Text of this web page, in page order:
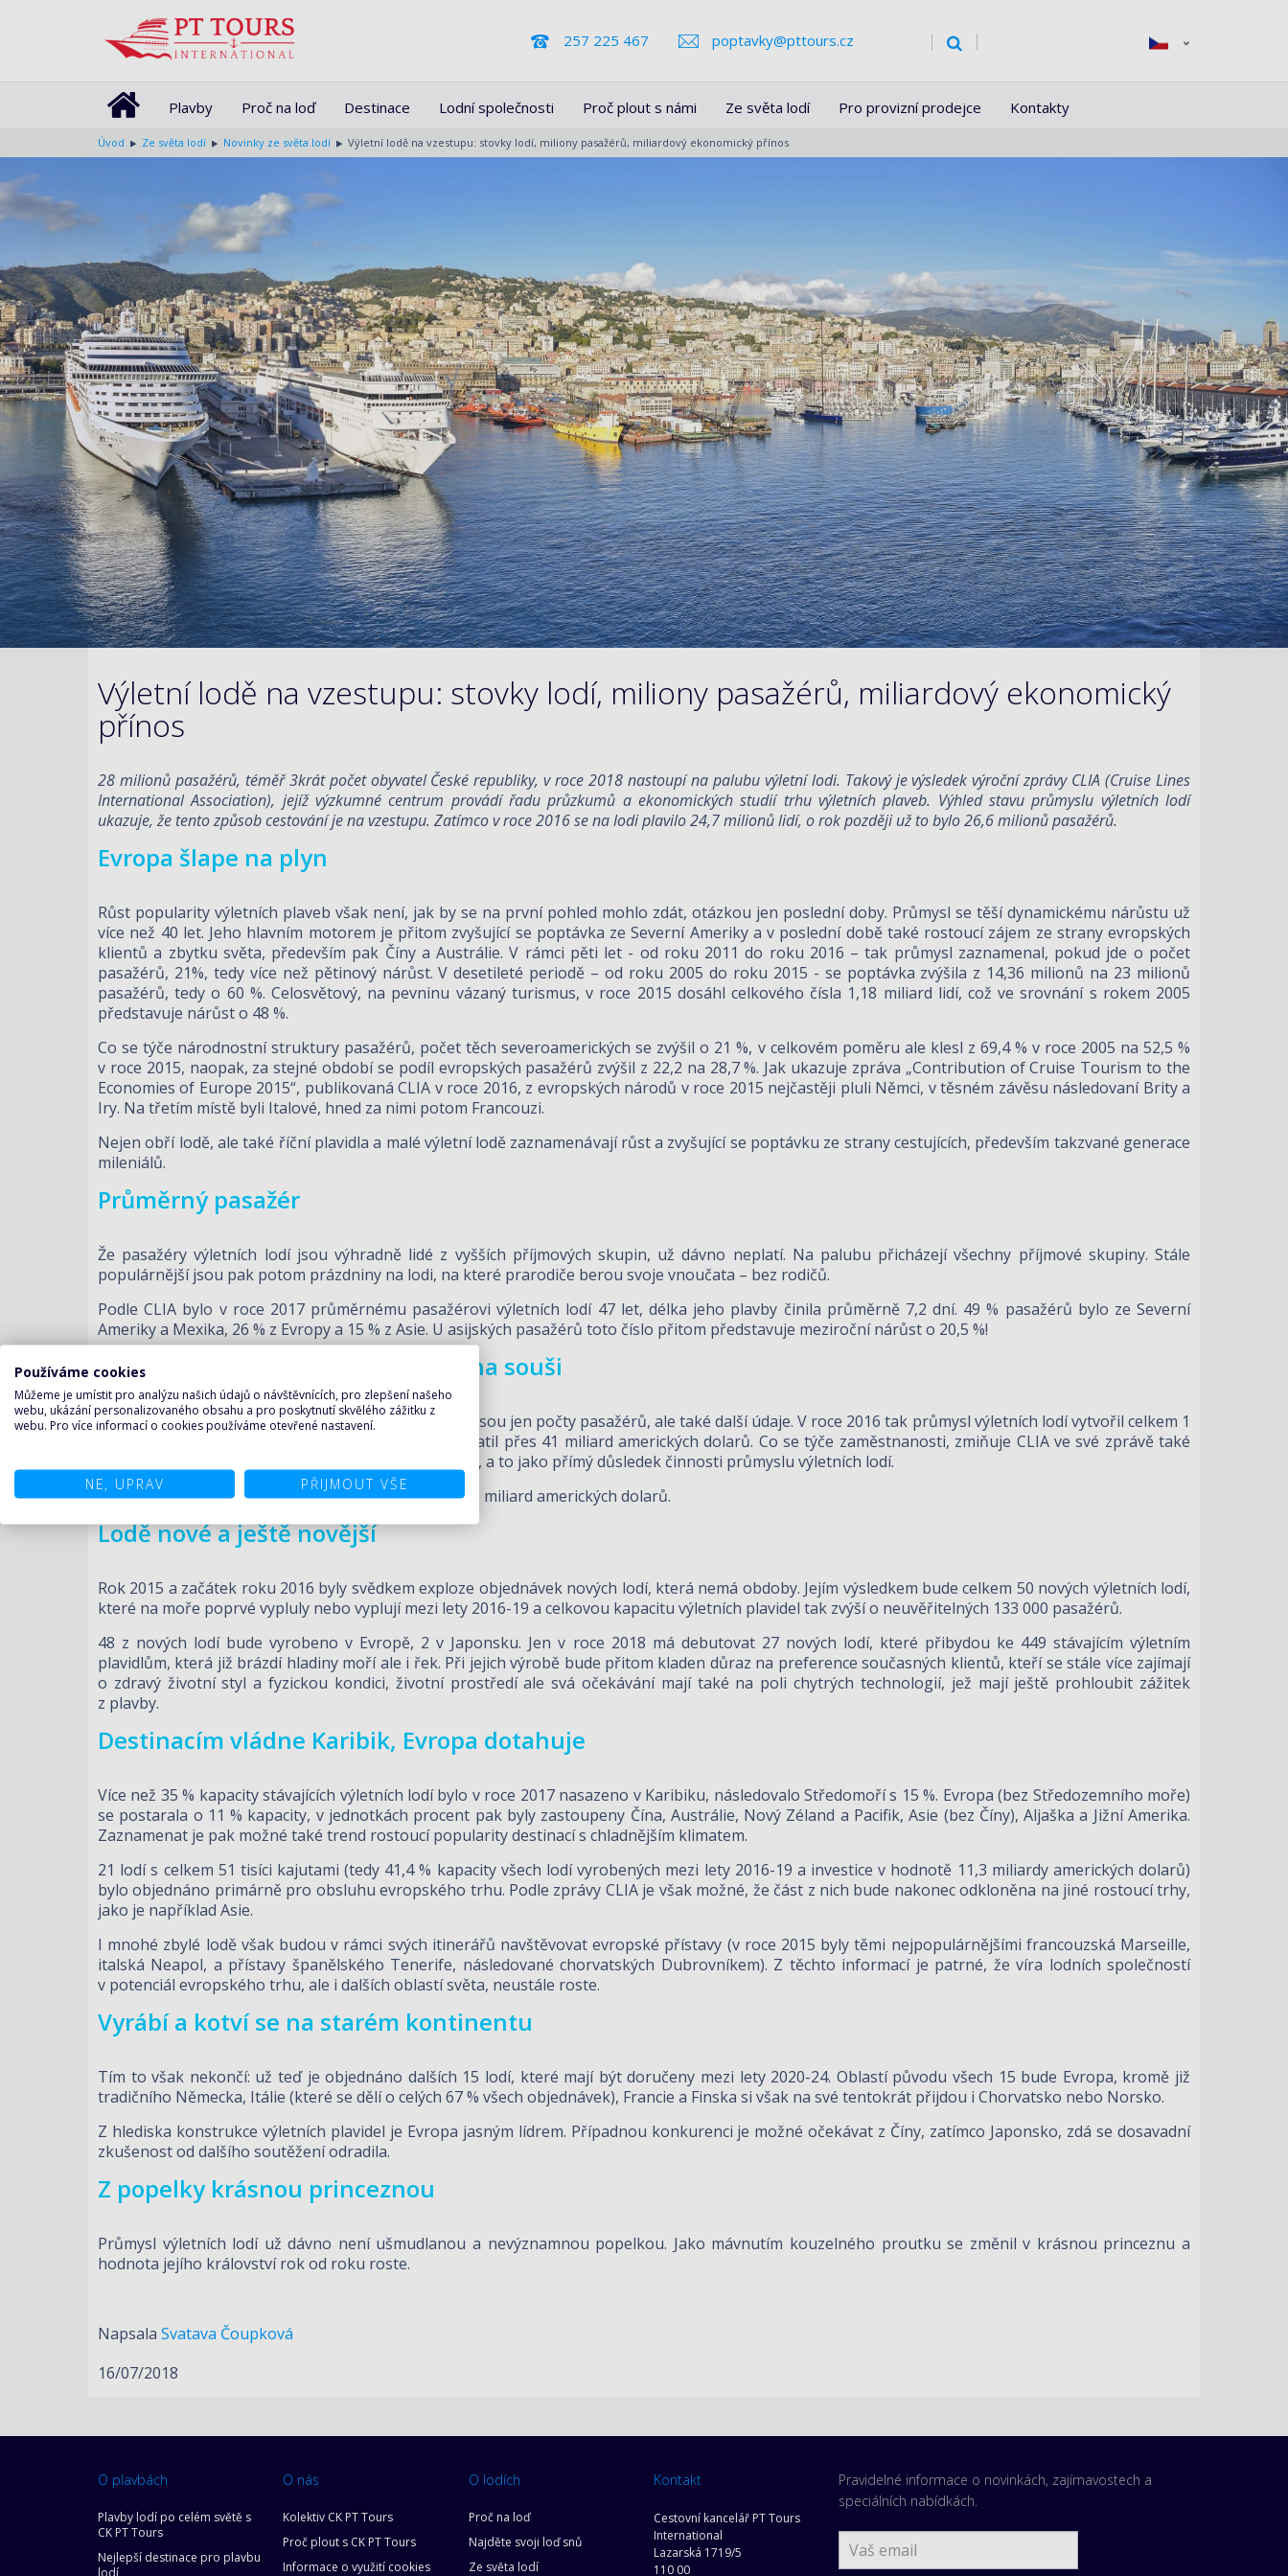
257 225 467 poptavky@pttours.cz
Plavby Proč na loď Destinace Lodní společnosti Proč plout s námi Ze světa lodí Pro provizní prodejce Kontakty
Úvod Ze světa lodí Novinky ze světa lodí Výletní lodě na vzestupu: stovky lodí, miliony pasažérů, miliardový ekonomický přínos
Výletní lodě na vzestupu: stovky lodí, miliony pasažérů, miliardový ekonomický
přínos
28 milionů pasažérů, téměř 3krát počet obyvatel České republiky, v roce 2018 nastoupí na palubu výletní lodi. Takový je výsledek výroční zprávy CLIA (Cruise Lines
International Association), jejíž výzkumné centrum provádí řadu průzkumů a ekonomických studií trhu výletních plaveb. Výhled stavu průmyslu výletních lodí
ukazuje, že tento způsob cestování je na vzestupu. Zatímco v roce 2016 se na lodi plavilo 24,7 milionů lidí, o rok později už to bylo 26,6 milionů pasažérů.
Evropa šlape na plyn
Růst popularity výletních plaveb však není, jak by se na první pohled mohlo zdát, otázkou jen poslední doby. Průmysl se těší dynamickému nárůstu už
více než 40 let. Jeho hlavním motorem je přitom zvyšující se poptávka ze Severní Ameriky a v poslední době také rostoucí zájem ze strany evropských
klientů a zbytku světa, především pak Číny a Austrálie. V rámci pěti let - od roku 2011 do roku 2016 – tak průmysl zaznamenal, pokud jde o počet
pasažérů, 21%, tedy více než pětinový nárůst. V desetileté periodě – od roku 2005 do roku 2015 - se poptávka zvýšila z 14,36 milionů na 23 milionů
pasažérů, tedy o 60 %. Celosvětový, na pevninu vázaný turismus, v roce 2015 dosáhl celkového čísla 1,18 miliard lidí, což ve srovnání s rokem 2005
představuje nárůst o 48 %.
Co se týče národnostní struktury pasažérů, počet těch severoamerických se zvýšil o 21 %, v celkovém poměru ale klesl z 69,4 % v roce 2005 na 52,5 %
v roce 2015, naopak, za stejné období se podíl evropských pasažérů zvýšil z 22,2 na 28,7 %. Jak ukazuje zpráva „Contribution of Cruise Tourism to the
Economies of Europe 2015“, publikovaná CLIA v roce 2016, z evropských národů v roce 2015 nejčastěji pluli Němci, v těsném závěsu následovaní Brity a
Iry. Na třetím místě byli Italové, hned za nimi potom Francouzi.
Nejen obří lodě, ale také říční plavidla a malé výletní lodě zaznamenávají růst a zvyšující se poptávku ze strany cestujících, především takzvané generace
mileniálů.
Průměrný pasažér
Že pasažéry výletních lodí jsou výhradně lidé z vyšších příjmových skupin, už dávno neplatí. Na palubu přicházejí všechny příjmové skupiny. Stále
populárnější jsou pak potom prázdniny na lodi, na které prarodiče berou svoje vnoučata – bez rodičů.
Podle CLIA bylo v roce 2017 průměrnému pasažérovi výletních lodí 47 let, délka jeho plavby činila průměrně 7,2 dní. 49 % pasažérů bylo ze Severní
Ameriky a Mexika, 26 % z Evropy a 15 % z Asie. U asijských pasažérů toto číslo přitom představuje meziroční nárůst o 20,5 %!
Důležitý zaměstnavatel na moři i na souši
Významným ukazatelem vlivu na ekonomiku však nejsou jen počty pasažérů, ale také další údaje. V roce 2016 tak průmysl výletních lodí vytvořil celkem 1
021 681 pracovních míst a na mzdách a platech vyplatil přes 41 miliard amerických dolarů. Co se týče zaměstnanosti, zmiňuje CLIA ve své zprávě také
pozitivní vliv na vytváření pracovních míst na pevnině, a to jako přímý důsledek činnosti průmyslu výletních lodí.
Celkový výkon trhu výletních lodí činil v roce 2016 126 miliard amerických dolarů.
Lodě nové a ještě novější
Rok 2015 a začátek roku 2016 byly svědkem exploze objednávek nových lodí, která nemá obdoby. Jejím výsledkem bude celkem 50 nových výletních lodí,
které na moře poprvé vypluly nebo vyplují mezi lety 2016-19 a celkovou kapacitu výletních plavidel tak zvýší o neuvěřitelných 133 000 pasažérů.
48 z nových lodí bude vyrobeno v Evropě, 2 v Japonsku. Jen v roce 2018 má debutovat 27 nových lodí, které přibydou ke 449 stávajícím výletním
plavidlům, která již brázdí hladiny moří ale i řek. Při jejich výrobě bude přitom kladen důraz na preference současných klientů, kteří se stále více zajímají
o zdravý životní styl a fyzickou kondici, životní prostředí ale svá očekávání mají také na poli chytrých technologií, jež mají ještě prohloubit zážitek
z plavby.
Destinacím vládne Karibik, Evropa dotahuje
Více než 35 % kapacity stávajících výletních lodí bylo v roce 2017 nasazeno v Karibiku, následovalo Středomoří s 15 %. Evropa (bez Středozemního moře)
se postarala o 11 % kapacity, v jednotkách procent pak byly zastoupeny Čína, Austrálie, Nový Zéland a Pacifik, Asie (bez Číny), Aljaška a Jižní Amerika.
Zaznamenat je pak možné také trend rostoucí popularity destinací s chladnějším klimatem.
21 lodí s celkem 51 tisíci kajutami (tedy 41,4 % kapacity všech lodí vyrobených mezi lety 2016-19 a investice v hodnotě 11,3 miliardy amerických dolarů)
bylo objednáno primárně pro obsluhu evropského trhu. Podle zprávy CLIA je však možné, že část z nich bude nakonec odkloněna na jiné rostoucí trhy,
jako je například Asie.
I mnohé zbylé lodě však budou v rámci svých itinerářů navštěvovat evropské přístavy (v roce 2015 byly těmi nejpopulárnějšími francouzská Marseille,
italská Neapol, a přístavy španělského Tenerife, následované chorvatských Dubrovníkem). Z těchto informací je patrné, že víra lodních společností
v potenciál evropského trhu, ale i dalších oblastí světa, neustále roste.
Vyrábí a kotví se na starém kontinentu
Tím to však nekončí: už teď je objednáno dalších 15 lodí, které mají být doručeny mezi lety 2020-24. Oblastí původu všech 15 bude Evropa, kromě již
tradičního Německa, Itálie (které se dělí o celých 67 % všech objednávek), Francie a Finska si však na své tentokrát přijdou i Chorvatsko nebo Norsko.
Z hlediska konstrukce výletních plavidel je Evropa jasným lídrem. Případnou konkurenci je možné očekávat z Číny, zatímco Japonsko, zdá se dosavadní
zkušenost od dalšího soutěžení odradila.
Z popelky krásnou princeznou
Průmysl výletních lodí už dávno není ušmudlanou a nevýznamnou popelkou. Jako mávnutím kouzelného proutku se změnil v krásnou princeznu a
hodnota jejího království rok od roku roste.
Napsala Svatava Čoupková
16/07/2018
O plavbách
Plavby lodí po celém světě s
CK PT Tours
Nejlepší destinace pro plavbu
O nás
Kolektiv CK PT Tours
Proč plout s CK PT Tours
Informace o využití cookies
O lodích
Proč na loď
Najděte svoji loď snů
Ze světa lodí
Kontakt
Cestovní kancelář PT Tours
International
Lazarská 1719/5
110 00
Pravidelné informace o novinkách, zajímavostech a
speciálních nabídkách.
Používáme cookies
Můžeme je umístit pro analýzu našich údajů o návštěvnících, pro zlepšení našeho
webu, ukázání personalizovaného obsahu a pro poskytnutí skvělého zážitku z
webu. Pro více informací o cookies používáme otevřené nastavení.
NE, UPRAV PŘIJMOUT VŠE